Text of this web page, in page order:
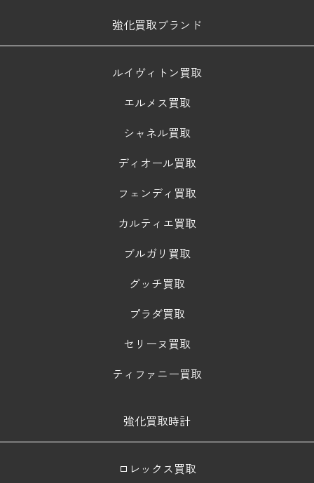
強化買取ブランド
ルイヴィトン買取
エルメス買取
シャネル買取
ディオール買取
フェンディ買取
カルティエ買取
ブルガリ買取
グッチ買取
プラダ買取
セリーヌ買取
ティファニー買取
強化買取時計
ロレックス買取